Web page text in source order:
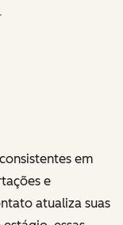
em
e
atualiza suas